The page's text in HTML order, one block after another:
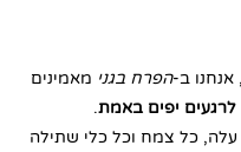
אנחנו ב-הפרח בגני מאמינים
יפים באמת.
כל צמח וכל כלי שתילה